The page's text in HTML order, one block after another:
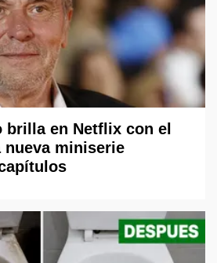
brilla en Netflix con el
nueva miniserie